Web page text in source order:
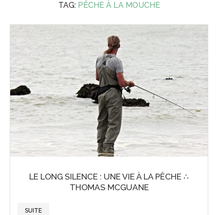
TAG: PÊCHE À LA MOUCHE
LE LONG SILENCE : UNE VIE À LA PÊCHE ∴
THOMAS MCGUANE
SUITE